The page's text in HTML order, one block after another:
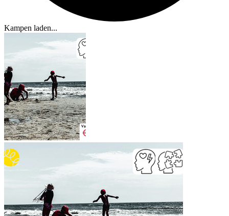
Kampen laden...